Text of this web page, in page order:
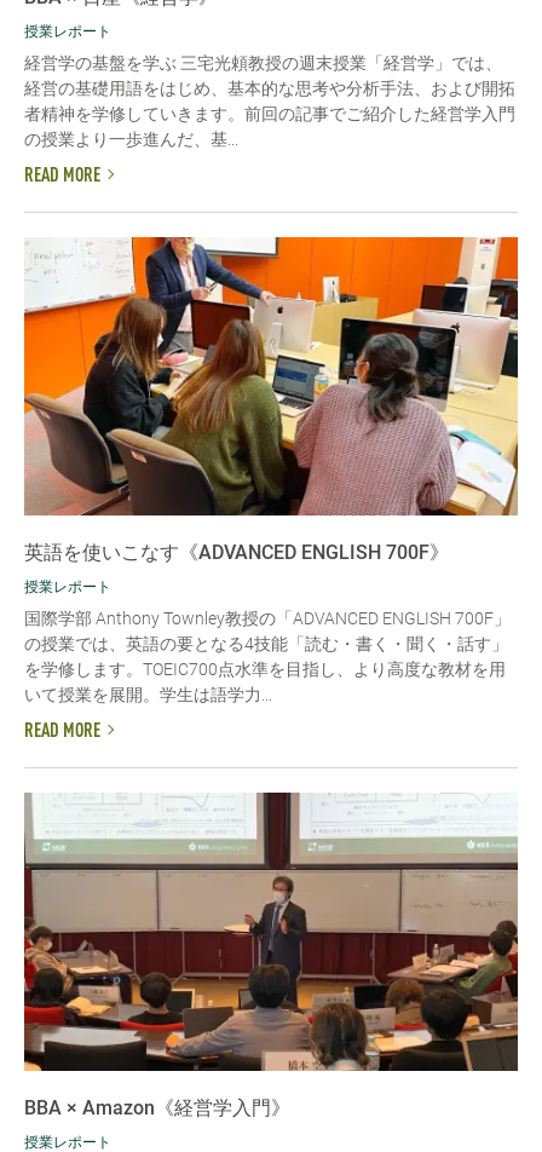
授業レポート
経営学の基盤を学ぶ 三宅光頼教授の週末授業「経営学」では、
経営の基礎用語をはじめ、基本的な思考や分析手法、および開拓
者精神を学修していきます。前回の記事でご紹介した経営学入門
の授業より一歩進んだ、基...
READ MORE
英語を使いこなす《ADVANCED ENGLISH 700F》
授業レポート
国際学部 Anthony Townley教授の「ADVANCED ENGLISH 700F」
の授業では、英語の要となる4技能「読む・書く・聞く・話す」
を学修します。TOEIC700点水準を目指し、より高度な教材を用
いて授業を展開。学生は語学力...
READ MORE
BBA × Amazon《経営学入門》
授業レポート